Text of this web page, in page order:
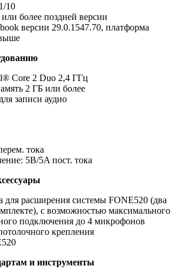
10
более поздней версии
версии 29.0.1547.70, платформа
Core 2 Duo 2,4 ГГц
2 ГБ или более
записи аудио
тока
5В/5A пост. тока
для расширения системы FONE520 (два
с возможностью максимального
подключения до 4 микрофонов
крепления
и инструменты